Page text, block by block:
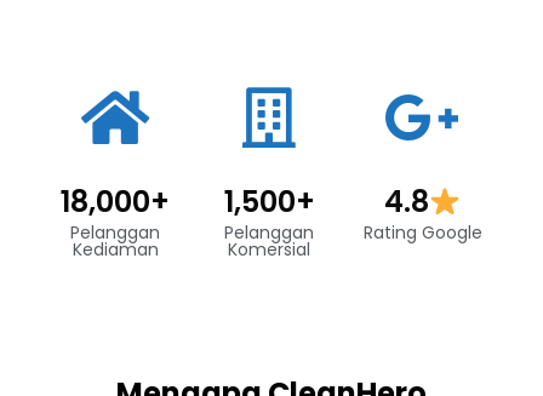
Pelanggan
Kediaman
18,000+
Pelanggan
Komersial
1,500+
Rating Google
4.8